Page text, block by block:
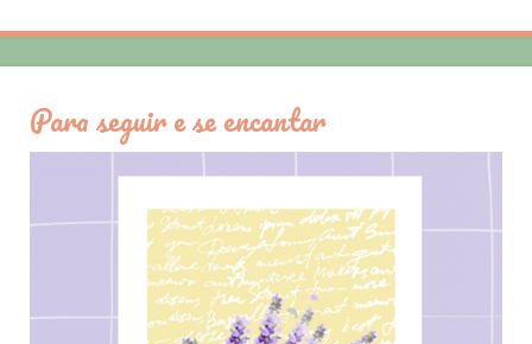
Para seguir e se encantar